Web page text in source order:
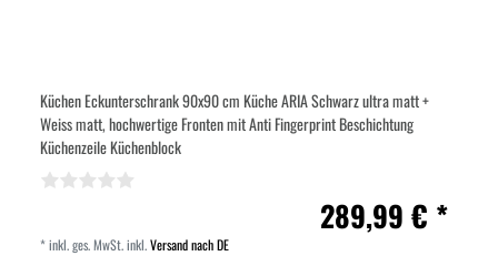
Küchen Eckunterschrank 90x90 cm Küche ARIA Schwarz ultra matt +
Weiss matt, hochwertige Fronten mit Anti Fingerprint Beschichtung
Küchenzeile Küchenblock
289,99 € *
*inkl. ges. MwSt.inkl.Versand nach DE